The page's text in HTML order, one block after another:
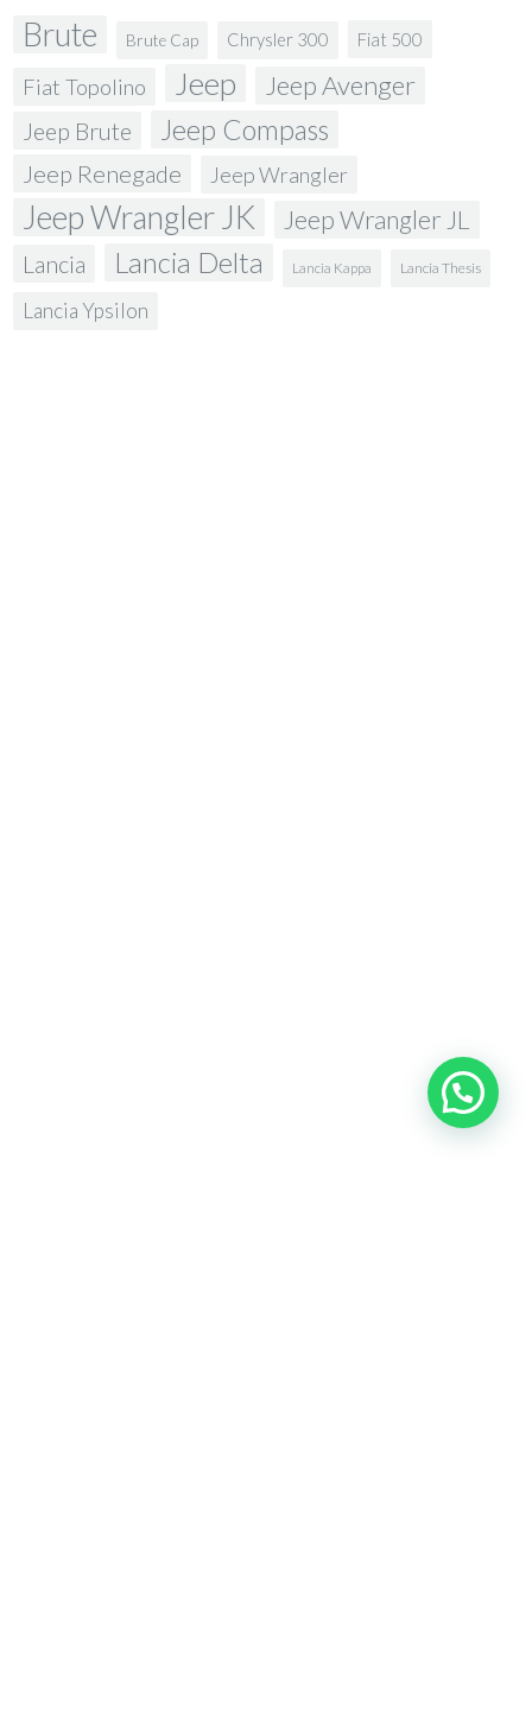
Brute Brute Cap Chrysler 300 Fiat 500
Fiat Topolino Jeep Jeep Avenger
Jeep Brute Jeep Compass
Jeep Renegade Jeep Wrangler
Jeep Wrangler JK Jeep Wrangler JL
Lancia Lancia Delta Lancia Kappa Lancia Thesis
Lancia Ypsilon